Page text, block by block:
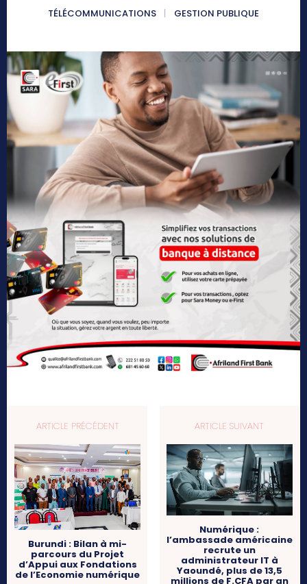
TÉLÉCOMMUNICATIONS
GESTION PUBLIQUE
ARTICLE PRÉCÉDENT
Burundi : Bilan à mi-
parcours du Projet
d’Appui aux Fondations
de l’Economie numérique
ARTICLE SUIVANT
Numérique :
l’ambassade américaine
recrute un
administrateur IT à
Yaoundé, plus de 13,5
millions de F.CFA par an